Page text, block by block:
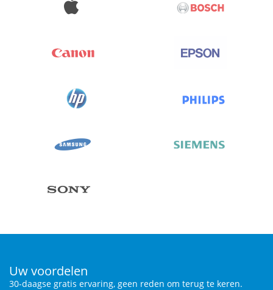
Uw voordelen
30-daagse gratis ervaring, geen reden om terug te keren.